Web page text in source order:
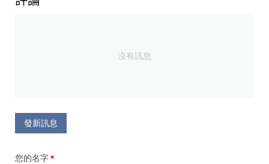
沒有訊息
發新訊息
您的名字